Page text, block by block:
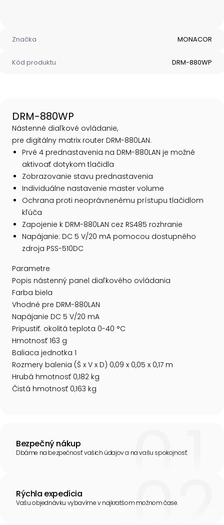
Značka MONACOR
Kód produktu DRM-880WP
DRM-880WP
Nástenné diaľkové ovládanie,
pre digitálny matrix router DRM-880LAN.
Prvé 4 prednastavenia na DRM-880LAN je možné
aktivoať dotykom tlačidla
Zobrazovanie stavu prednastavenia
Individuálne nastavenie master volume
Ochrana proti neoprávnenému prístupu tlačidlom
kľúča
Zapojenie k DRM-880LAN cez RS485 rozhranie
Napájanie: DC 5 V/20 mA pomocou dostupného
zdroja PSS-510DC
Parametre
Popis nástenný panel diaľkového ovládania
Farba biela
Vhodné pre DRM-880LAN
Napájanie DC 5 V/20 mA
Pripustiť. okolitá teplota 0-40 °C
Hmotnosť 163 g
Baliaca jednotka 1
Rozmery balenia (Š x V x D) 0,09 x 0,05 x 0,17 m
Hrubá hmotnosť 0,182 kg
Čistá hmotnosť 0,163 kg
Bezpečný nákup
Dbáme na bezpečnosť vašich údajov a na vašu spokojnosť.
Rýchla expedícia
Vašu objednávku vybavíme v najkratšom možnom čase.